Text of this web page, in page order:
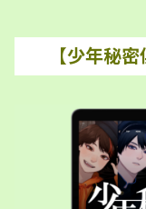
【少年秘